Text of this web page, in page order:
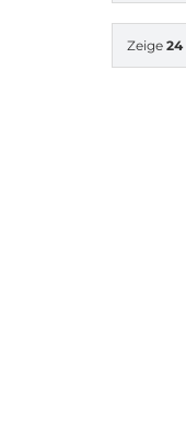
Zeige